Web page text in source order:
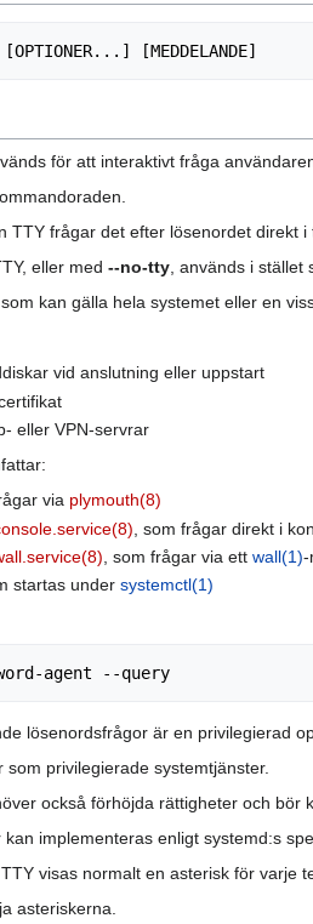
för att interaktivt fråga
TTY frågar det efter lösenordet direkt
eller med --no-tty, används i stället
kan gälla hela systemet eller en
vid anslutning eller uppstart
eller VPN-servrar
via plymouth(8)
, som frågar direkt i
, som frågar via ettwall(1)-
startas undersystemctl(1)
lösenordsfrågor är en privilegierad
privilegierade systemtjänster.
också förhöjda rättigheter och bör
implementeras enligt systemd:s
visas normalt en asterisk för varje
asteriskerna.